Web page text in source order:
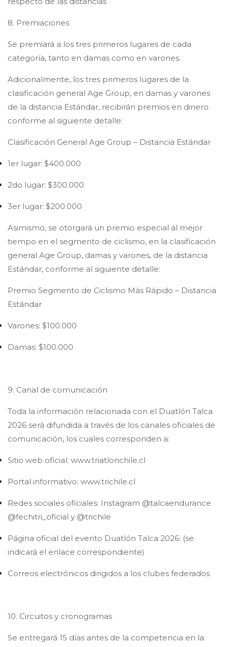
8. Premiaciones
Se premiará a los tres primeros lugares de cada
categoría, tanto en damas como en varones.
Adicionalmente, los tres primeros lugares de la
clasificación general Age Group, en damas y varones
de la distancia Estándar, recibirán premios en dinero
conforme al siguiente detalle:
Clasificación General Age Group – Distancia Estándar
1er lugar: $400.000
2do lugar: $300.000
3er lugar: $200.000
Asimismo, se otorgará un premio especial al mejor
tiempo en el segmento de ciclismo, en la clasificación
general Age Group, damas y varones, de la distancia
Estándar, conforme al siguiente detalle:
Premio Segmento de Ciclismo Más Rápido – Distancia
Estándar
Varones: $100.000
Damas: $100.000
9. Canal de comunicación
Toda la información relacionada con el Duatlón Talca
2026 será difundida a través de los canales oficiales de
comunicación, los cuales corresponden a:
Sitio web oficial: www.triatlonchile.cl
Portal informativo: www.trichile.cl
Redes sociales oficiales: Instagram @talcaendurance
@fechitri_oficial y @trichile
Página oficial del evento Duatlón Talca 2026: (se
indicará el enlace correspondiente)
Correos electrónicos dirigidos a los clubes federados
10. Circuitos y cronogramas
Se entregará 15 días antes de la competencia en la